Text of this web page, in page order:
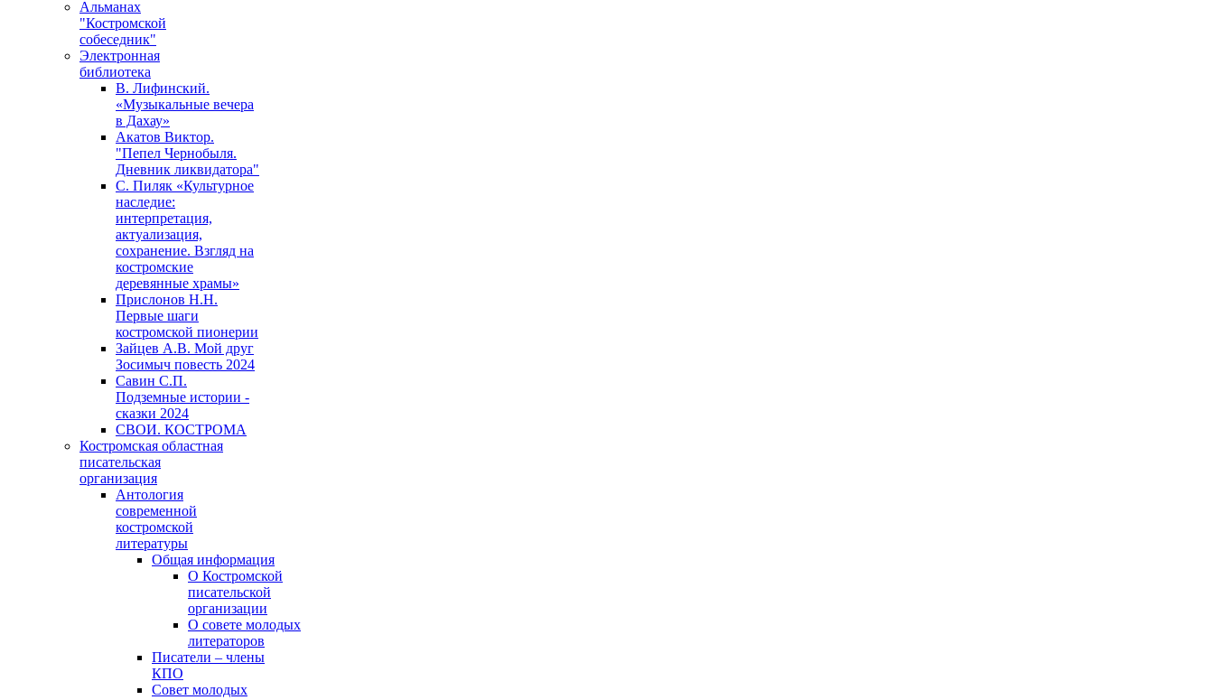
Альманах
"Костромской
собеседник"
Электронная
библиотека
В. Лифинский.
«Музыкальные вечера
в Дахау»
Акатов Виктор.
"Пепел Чернобыля.
Дневник ликвидатора"
С. Пиляк «Культурное
наследие:
интерпретация,
актуализация,
сохранение. Взгляд на
костромские
деревянные храмы»
Прислонов Н.Н.
Первые шаги
костромской пионерии
Зайцев А.В. Мой друг
Зосимыч повесть 2024
Савин С.П.
Подземные истории -
сказки 2024
СВОИ. КОСТРОМА
Костромская областная
писательская
организация
Антология
современной
костромской
литературы
Общая информация
О Костромской
писательской
организации
О совете молодых
литераторов
Писатели – члены
КПО
Совет молодых